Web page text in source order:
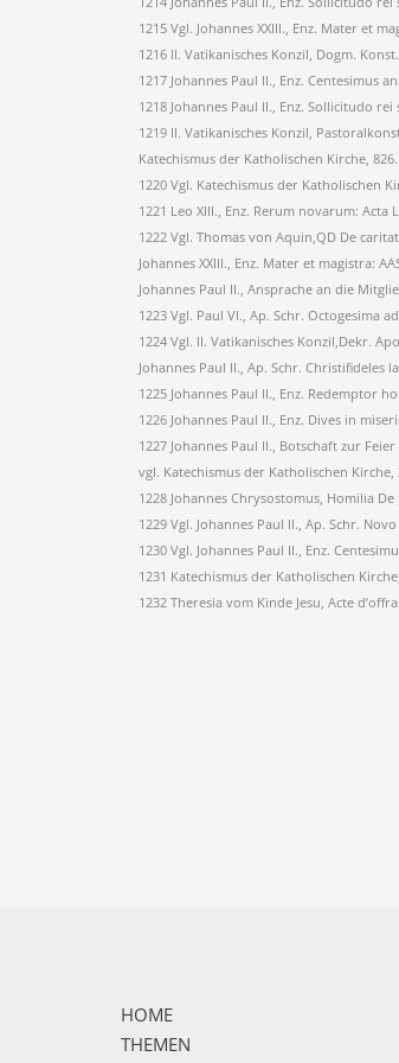
1215 Vgl. Johannes XXIII., Enz. Mater et
1216 II. Vatikanisches Konzil, Dogm.
1217 Johannes Paul II., Enz. Centesimus
1218 Johannes Paul II., Enz. Sollicitudo rei
1219 II. Vatikanisches Konzil,
Katechismus der Katholischen Kirche, 826.
1220 Vgl. Katechismus der Katholischen
1221 Leo XIII., Enz. Rerum novarum: Acta
1222 Vgl. Thomas von Aquin,QD De
Johannes XXIII., Enz. Mater et magistra:
Johannes Paul II., Ansprache an die
1223 Vgl. Paul VI., Ap. Schr. Octogesima
1224 Vgl. II. Vatikanisches Konzil,Dekr.
Johannes Paul II., Ap. Schr. Christifideles
1225 Johannes Paul II., Enz. Redemptor
1226 Johannes Paul II., Enz. Dives in
1227 Johannes Paul II., Botschaft zur
vgl. Katechismus der Katholischen Kirche,
1228 Johannes Chrysostomus, Homilia
1229 Vgl. Johannes Paul II., Ap. Schr.
1230 Vgl. Johannes Paul II., Enz.
1231 Katechismus der Katholischen
1232 Theresia vom Kinde Jesu, Acte
HOME
THEMEN